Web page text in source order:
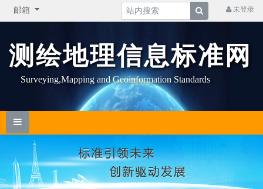
邮箱 未登录
测绘地理信息标准网
Surveying,Mapping and Geoinformation Standards